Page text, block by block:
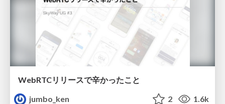
WebRTCリリースで辛かったこと
jumbo_ken
2 1.6k